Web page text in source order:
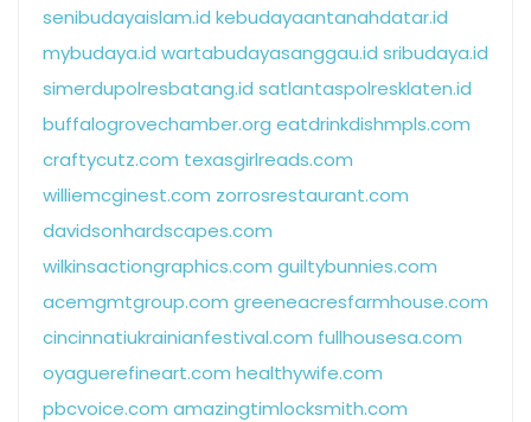
senibudayaislam.id kebudayaantanahdatar.id
mybudaya.id wartabudayasanggau.id sribudaya.id
simerdupolresbatang.id satlantaspolresklaten.id
buffalogrovechamber.org eatdrinkdishmpls.com
craftycutz.com texasgirlreads.com
williemcginest.com zorrosrestaurant.com
davidsonhardscapes.com
wilkinsactiongraphics.com guiltybunnies.com
acemgmtgroup.com greeneacresfarmhouse.com
cincinnatiukrainianfestival.com fullhousesa.com
oyaguerefineart.com healthywife.com
pbcvoice.com amazingtimlocksmith.com